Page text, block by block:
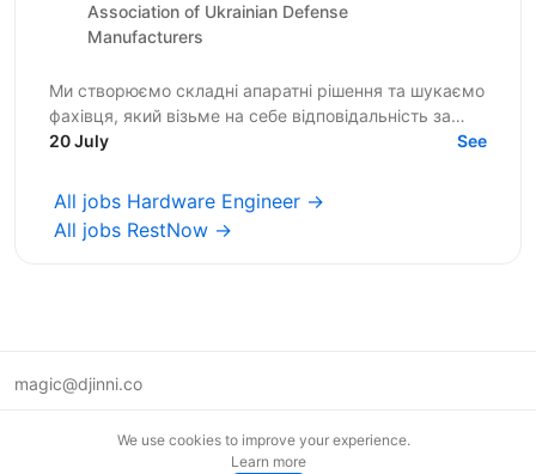
Association of Ukrainian Defense
Manufacturers
Ми створюємо складні апаратні рішення та шукаємо
фахівця, який візьме на себе відповідальність за
культуру інженерної документації в нашій команді.
20 July See
All jobs Hardware Engineer →
All jobs RestNow →
magic@djinni.co
We use cookies to improve your experience.
Learn more